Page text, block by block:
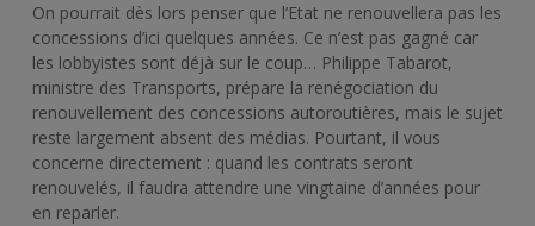
On pourrait dès lors penser que l’Etat ne renouvellera pas les
concessions d’ici quelques années. Ce n’est pas gagné car
les lobbyistes sont déjà sur le coup… Philippe Tabarot,
ministre des Transports, prépare la renégociation du
renouvellement des concessions autoroutières, mais le sujet
reste largement absent des médias. Pourtant, il vous
concerne directement : quand les contrats seront
renouvelés, il faudra attendre une vingtaine d’années pour
en reparler.